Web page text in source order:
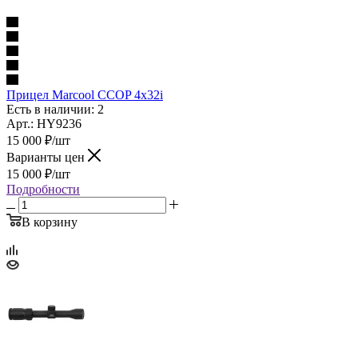
Прицел Marcool CCOP 4x32i
Есть в наличии: 2
Арт.: HY9236
15 000 ₽/шт
Варианты цен
15 000 ₽/шт
Подробности
В корзину